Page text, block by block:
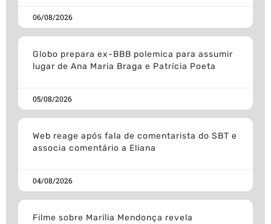
06/08/2026
Globo prepara ex-BBB polemica para assumir
lugar de Ana Maria Braga e Patrícia Poeta
05/08/2026
Web reage após fala de comentarista do SBT e
associa comentário a Eliana
04/08/2026
Filme sobre Marília Mendonça revela